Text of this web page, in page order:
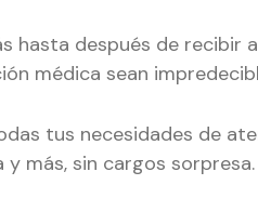
después de recibir
médica sean
tus necesidades de
sin cargos